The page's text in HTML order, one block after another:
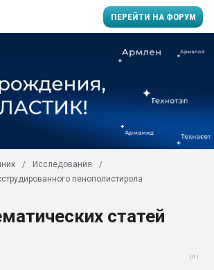
ПЕРЕЙТИ НА ФОРУМ
заводу пластмасс"
Подмосковье, Москва
Исследования
пенополистирола
статей
( 0 )